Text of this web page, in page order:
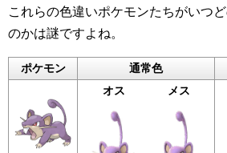
これらの色違いポケモンたちがいつ
のかは謎ですよね。
ポケモン 通常色
オス メス